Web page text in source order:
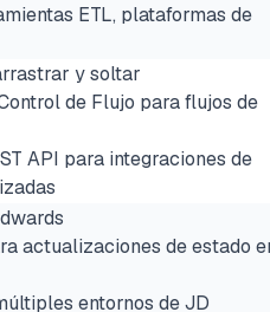
ETL, plataformas de
y soltar
de Flujo para flujos de
API para integraciones de
actualizaciones de estado
entornos de JD